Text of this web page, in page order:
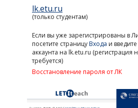
Учётная
запись
lk.etu.ru
(только студентам)
Если вы уже зарегистрированы в
посетите страницуВхода и
аккаунта на lk.etu.ru (регистрация
требуется)
Восстановление пароля от ЛК